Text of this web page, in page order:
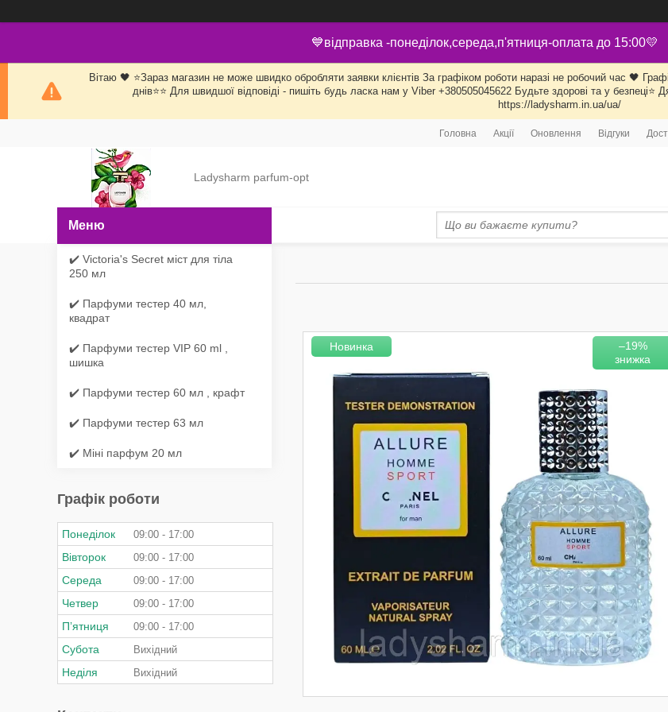
💙відправка -понеділок,середа,п'ятниця-оплата до 15:00💛
Вітаю 🖤 ⭐Зараз магазин не може швидко обробляти заявки клієнтів За графіком роботи наразі не робочий час 🖤
днів⭐⭐ Для швидшої відповіді - пишіть будь ласка нам у Viber +380505045622 Будьте здорові та у
https://ladysharm.in.ua/ua/
Головна Акції Оновлення Відгуки
Ladysharm parfum-opt
Новинка –19%
✔️ Victoria's Secret міст для тіла
250 мл
✔️ Парфуми тестер 40 мл,
квадрат
✔️ Парфуми тестер VIP 60 ml ,
шишка
✔️ Парфуми тестер 60 мл , крафт
✔️ Парфуми тестер 63 мл
✔️ Міні парфум 20 мл
Графік роботи
Понеділок 09:00 17:00
Вівторок 09:00 17:00
Середа 09:00 17:00
Четвер 09:00 17:00
Пʼятниця 09:00 17:00
Субота Вихідний
Неділя Вихідний